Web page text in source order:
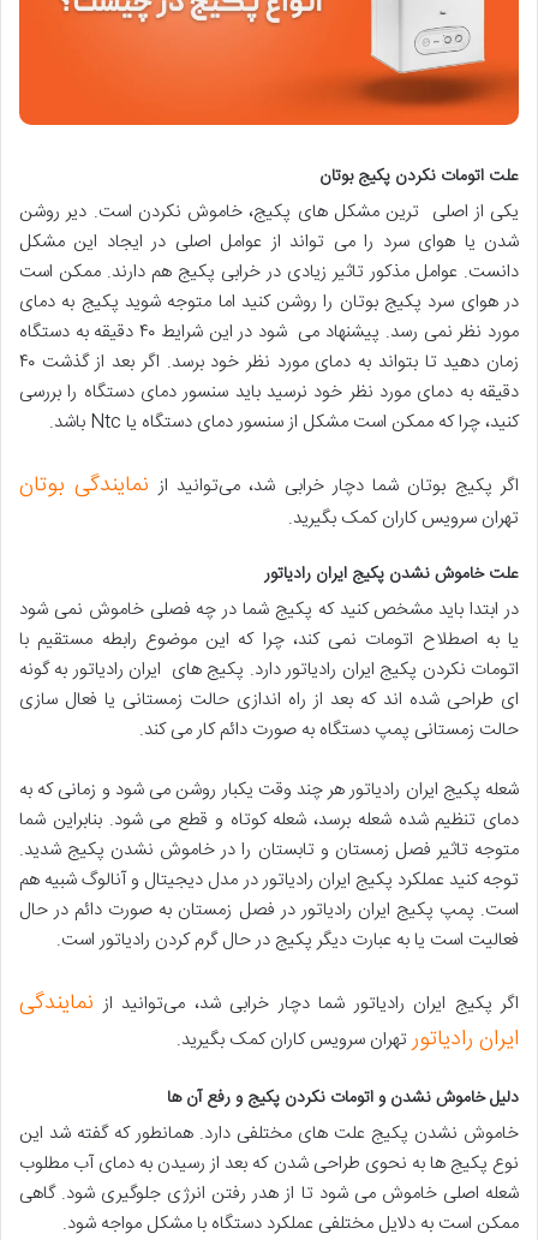
علت اتومات نکردن پکیج بوتان
یکی از اصلی ترین مشکل های پکیج، خاموش نکردن است. دیر روشن
شدن یا هوای سرد را می تواند از عوامل اصلی در ایجاد این مشکل
دانست. عوامل مذکور تاثیر زیادی در خرابی پکیج هم دارند. ممکن است
در هوای سرد پکیج بوتان را روشن کنید اما متوجه شوید پکیج به دمای
مورد نظر نمی رسد. پیشنهاد می شود در این شرایط ۴۰ دقیقه به دستگاه
زمان دهید تا بتواند به دمای مورد نظر خود برسد. اگر بعد از گذشت ۴۰
دقیقه به دمای مورد نظر خود نرسید باید سنسور دمای دستگاه را بررسی
کنید، چرا که ممکن است مشکل از سنسور دمای دستگاه یا Ntc باشد.
اگر پکیج بوتان شما دچار خرابی شد، می‌توانید از نمایندگی بوتان
تهران سرویس کاران کمک بگیرید.
علت خاموش نشدن پکیج ایران رادیاتور
در ابتدا باید مشخص کنید که پکیج شما در چه فصلی خاموش نمی شود
یا به اصطلاح اتومات نمی کند، چرا که این موضوع رابطه مستقیم با
اتومات نکردن پکیج ایران رادیاتور دارد. پکیج های ایران رادیاتور به گونه
ای طراحی شده اند که بعد از راه اندازی حالت زمستانی یا فعال سازی
حالت زمستانی پمپ دستگاه به صورت دائم کار می کند.
شعله پکیج ایران رادیاتور هر چند وقت یکبار روشن می شود و زمانی که به
دمای تنظیم شده شعله برسد، شعله کوتاه و قطع می شود. بنابراین شما
متوجه تاثیر فصل زمستان و تابستان را در خاموش نشدن پکیج شدید.
توجه کنید عملکرد پکیج ایران رادیاتور در مدل دیجیتال و آنالوگ شبیه هم
است. پمپ پکیج ایران رادیاتور در فصل زمستان به صورت دائم در حال
فعالیت است یا به عبارت دیگر پکیج در حال گرم کردن رادیاتور است.
اگر پکیج ایران رادیاتور شما دچار خرابی شد، می‌توانید از نمایندگی
ایران رادیاتور تهران سرویس کاران کمک بگیرید.
دلیل خاموش نشدن و اتومات نکردن پکیج و رفع آن ها
خاموش نشدن پکیج علت های مختلفی دارد. همانطور که گفته شد این
نوع پکیج ها به نحوی طراحی شدن که بعد از رسیدن به دمای آب مطلوب
شعله اصلی خاموش می شود تا از هدر رفتن انرژی جلوگیری شود. گاهی
ممکن است به دلایل مختلفی عملکرد دستگاه با مشکل مواجه شود.